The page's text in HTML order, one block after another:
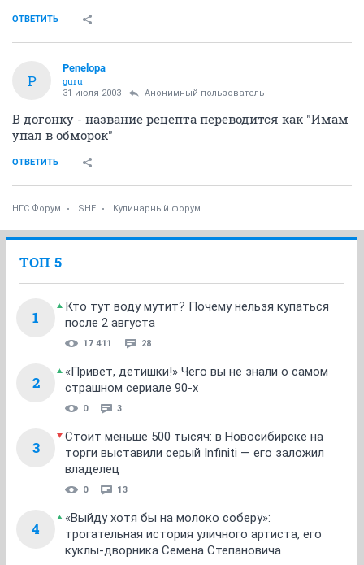
ОТВЕТИТЬ
P
Penelopa
guru
31 июля 2003 Анонимный пользователь
В догонку - название рецепта переводится как "Имам
упал в обморок"
ОТВЕТИТЬ
НГС.Форум SHE Кулинарный форум
ТОП 5
1
Кто тут воду мутит? Почему нельзя купаться
после 2 августа
17 411 28
2
«Привет, детишки!» Чего вы не знали о самом
страшном сериале 90-х
0 3
3
Стоит меньше 500 тысяч: в Новосибирске на
торги выставили серый Infiniti — его заложил
владелец
0 13
4
«Выйду хотя бы на молоко соберу»:
трогательная история уличного артиста, его
куклы-дворника Семена Степановича